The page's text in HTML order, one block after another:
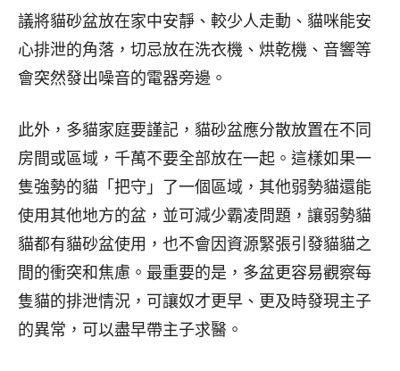
議將貓砂盆放在家中安靜、較少人走動、貓咪能安
心排泄的角落，切忌放在洗衣機、烘乾機、音響等
會突然發出噪音的電器旁邊。
此外，多貓家庭要謹記，貓砂盆應分散放置在不同
房間或區域，千萬不要全部放在一起。這樣如果一
隻強勢的貓「把守」了一個區域，其他弱勢貓還能
使用其他地方的盆，並可減少霸凌問題，讓弱勢貓
貓都有貓砂盆使用，也不會因資源緊張引發貓貓之
間的衝突和焦慮。最重要的是，多盆更容易觀察每
隻貓的排泄情況，可讓奴才更早、更及時發現主子
的異常，可以盡早帶主子求醫。